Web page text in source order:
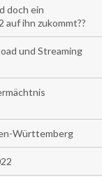
doch ein
auf ihn zukommt??
und Streaming
Württemberg